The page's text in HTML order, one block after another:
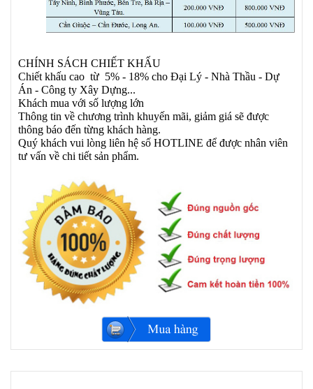
CHÍNH SÁCH CHIẾT KHẤU
Chiết khấu cao từ 5% - 18% cho Đại Lý - Nhà Thầu - Dự
Án - Công ty Xây Dựng...
Khách mua với số lượng lớn
Thông tin về chương trình khuyến mãi, giảm giá sẽ được
thông báo đến từng khách hàng.
Quý khách vui lòng liên hệ số HOTLINE để được nhân viên
tư vấn về chi tiết sản phẩm.